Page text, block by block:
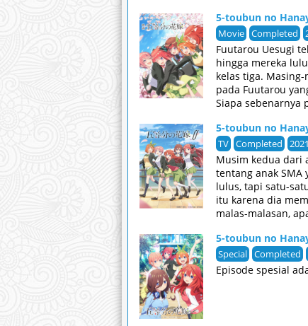
5-toubun no
Movie Completed
Fuutarou Uesugi
hingga mereka
kelas tiga.
pada Fuutarou
Siapa sebenarnya
5-toubun no
TV Completed 2021
Musim kedua dari
tentang anak
lulus, tapi satu-
itu karena dia
malas-malasan,
5-toubun no
Special Completed
Episode spesial